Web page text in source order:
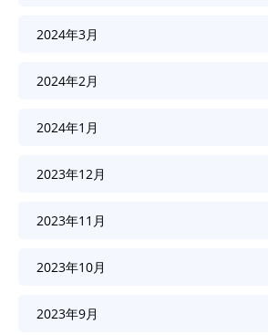
2024年3月
2024年2月
2024年1月
2023年12月
2023年11月
2023年10月
2023年9月